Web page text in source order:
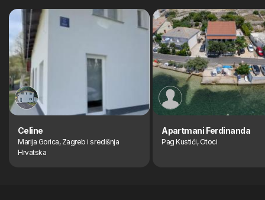
Celine
Marija Gorica, Zagreb i središnja
Hrvatska
Apartmani Ferdinanda
Pag Kustići, Otoci